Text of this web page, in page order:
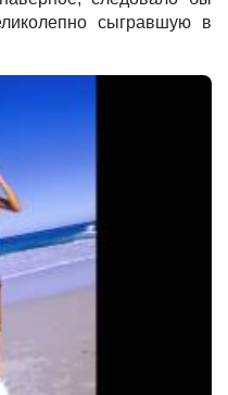
сыгравшую в